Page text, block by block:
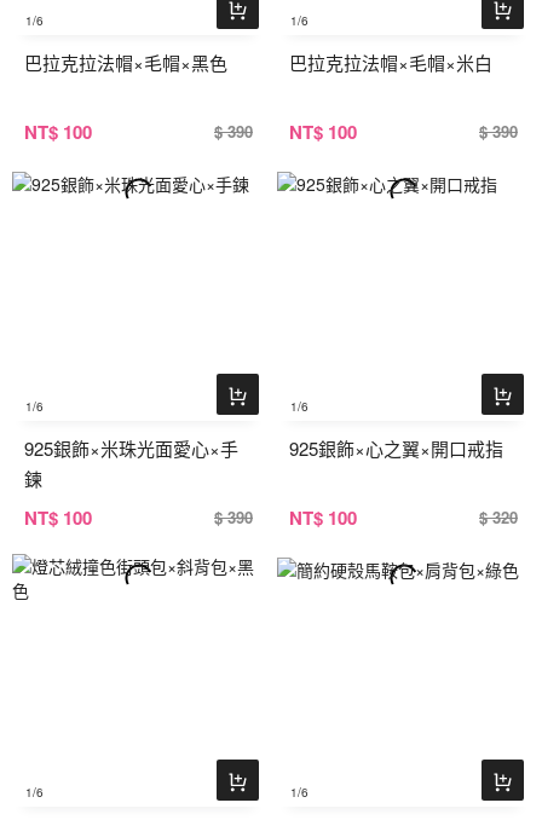
1/6
巴拉克拉法帽×毛帽×黑色
NT$ 100 $ 390
1/6
巴拉克拉法帽×毛帽×米白
NT$ 100 $ 390
1/6
925銀飾×米珠光面愛心×手
鍊
NT$ 100 $ 390
1/6
925銀飾×心之翼×開口戒指
NT$ 100 $ 320
1/6 1/6